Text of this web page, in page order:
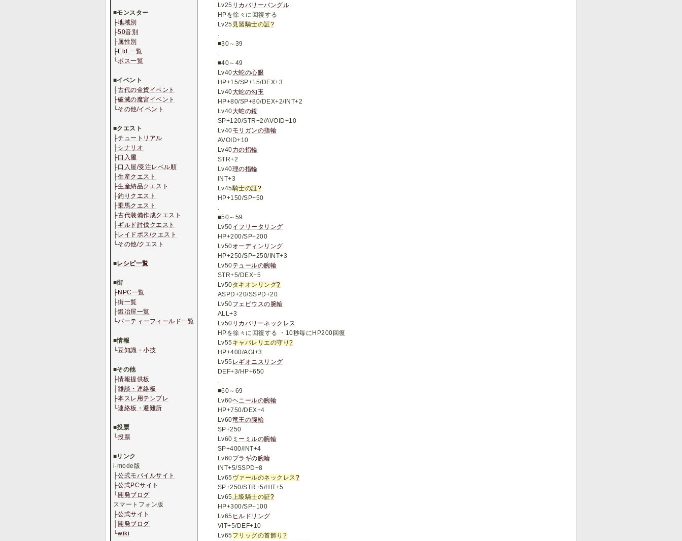
Lv25 リカバリーバングル
HPを徐々に回復する
Lv25 見習騎士の証?
.
■30～39
.
■40～49
Lv40大蛇の心眼
HP+15/SP+15/DEX+3
Lv40大蛇の勾玉
HP+80/SP+80/DEX+2/INT+2
Lv40大蛇の鏡
SP+120/STR+2/AVOID+10
Lv40モリガンの指輪
AVOID+10
Lv40力の指輪
STR+2
Lv40理の指輪
INT+3
Lv45騎士の証?
HP+150/SP+50
.
■50～59
Lv50イフリータリング
HP+200/SP+200
Lv50オーディンリング
HP+250/SP+250/INT+3
Lv50テュールの腕輪
STR+5/DEX+5
Lv50タキオンリング?
ASPD+20/SSPD+20
Lv50フェビウスの腕輪
ALL+3
Lv50 リカバリーネックレス
HPを徐々に回復する ・10秒毎にHP200回復
Lv55キャバレリエの守り?
HP+400/AGI+3
Lv55レギオニスリング
DEF+3/HP+650
.
■60～69
Lv60ヘニールの腕輪
HP+750/DEX+4
Lv60竜王の腕輪
SP+250
Lv60 ミーミルの腕輪
SP+400/INT+4
Lv60ブラギの腕輪
INT+5/SSPD+8
Lv65ヴァールのネックレス?
SP+250/STR+5/HIT+5
Lv65上級騎士の証?
HP+300/SP+100
Lv65 ヒルドリング
VIT+5/DEF+10
Lv65フリッグの首飾り ?
■モンスター
├地域別
├50音別
├属性別
├Eld.一覧
└ボス一覧
■イベント
├古代の金貨イベント
├破滅の魔宮イベント
└その他/イベント
■クエスト
├チュートリアル
├シナリオ
├口入屋
├口入屋/受注レベル順
├生産クエスト
├生産納品クエスト
├釣りクエスト
├乗馬クエスト
├古代装備作成クエスト
├ギルド討伐クエスト
├レイドボス/クエスト
└その他/クエスト
■レシピ一覧
■街
├NPC一覧
├街一覧
├鍛冶屋一覧
└パーティーフィールド一覧
■情報
└豆知識・小技
■その他
├情報提供板
├雑談・連絡板
├本スレ用テンプレ
└連絡板・避難所
■投票
└投票
■リンク
i-mode版
├公式モバイルサイト
├公式PCサイト
└開発ブログ
スマートフォン版
├公式サイト
├開発ブログ
└wiki